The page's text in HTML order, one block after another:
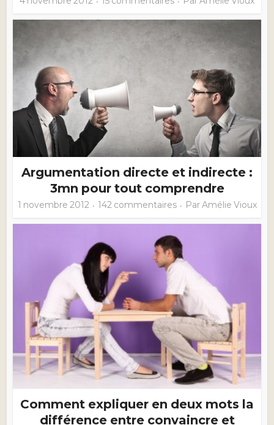
Argumentation directe et indirecte :
3mn pour tout comprendre
1 novembre 2012 142 commentaires ParAmélie Vioux
Comment expliquer en deux mots la
différence entre convaincre et